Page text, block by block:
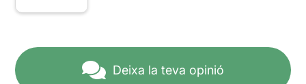
Deixa la teva opinió